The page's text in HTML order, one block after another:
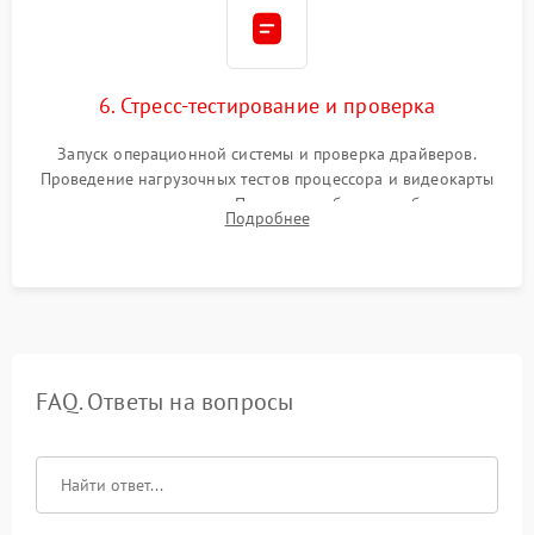
6. Стресс-тестирование и проверка
Запуск операционной системы и проверка драйверов.
Проведение нагрузочных тестов процессора и видеокарты
для контроля температур. Проверка работоспособности всех
USB-портов, аудиовыходов и сетевого подключения.
Подробнее
FAQ. Ответы на вопросы